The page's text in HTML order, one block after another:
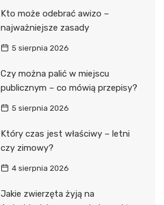
Kto może odebrać awizo –
najważniejsze zasady
5 sierpnia 2026
Czy można palić w miejscu
publicznym – co mówią przepisy?
5 sierpnia 2026
Który czas jest właściwy – letni
czy zimowy?
4 sierpnia 2026
Jakie zwierzęta żyją na